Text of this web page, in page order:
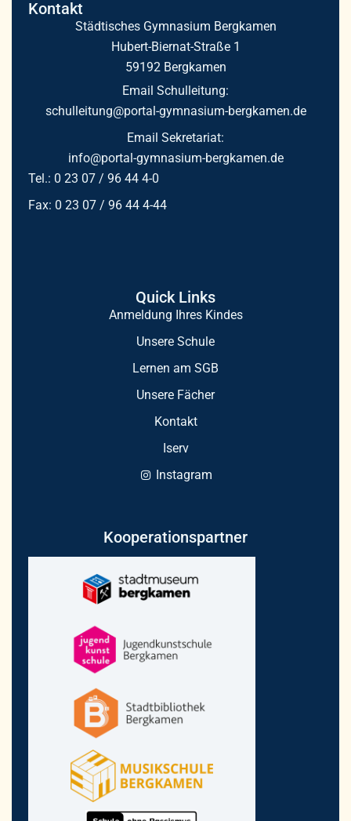
Kooperationspartner
Quick Links
Anmeldung Ihres Kindes
Unsere Schule
Lernen am SGB
Unsere Fächer
Kontakt
Iserv
Instagram
Kontakt
Städtisches Gymnasium Bergkamen
Hubert-Biernat-Straße 1
59192 Bergkamen
Email Schulleitung:
schulleitung@portal-gymnasium-bergkamen.de
Email Sekretariat:
info@portal-gymnasium-bergkamen.de
Tel.: 0 23 07 / 96 44 4-0
Fax: 0 23 07 / 96 44 4-44